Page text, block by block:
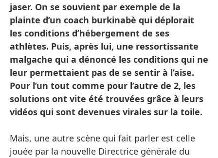
jaser. On se souvient par exemple de la
plainte d’un coach burkinabè qui déplorait
les conditions d’hébergement de ses
athlètes. Puis, après lui, une ressortissante
malgache qui a dénoncé les conditions qui ne
leur permettaient pas de se sentir à l’aise.
Pour l’un tout comme pour l’autre de 2, les
solutions ont vite été trouvées grâce à leurs
vidéos qui sont devenues virales sur la toile.
Mais, une autre scène qui fait parler est celle
jouée par la nouvelle Directrice générale du